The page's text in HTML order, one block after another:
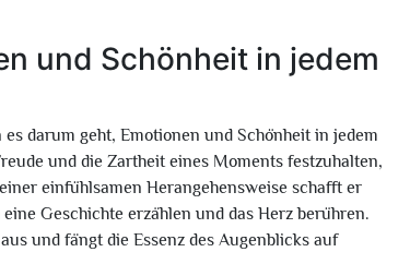
und Schönheit in jedem
darum geht, Emotionen und Schönheit in jedem
und die Zartheit eines Moments festzuhalten,
einfühlsamen Herangehensweise schafft er
Geschichte erzählen und das Herz berühren.
und fängt die Essenz des Augenblicks auf